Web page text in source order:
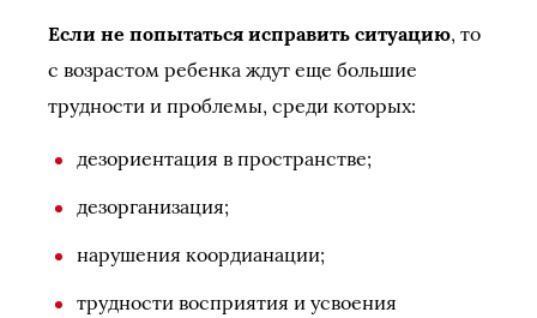
Если не попытаться исправить ситуацию, то
с возрастом ребенка ждут еще большие
трудности и проблемы, среди которых:
дезориентация в пространстве;
дезорганизация;
нарушения коордианации;
трудности восприятия и усвоения